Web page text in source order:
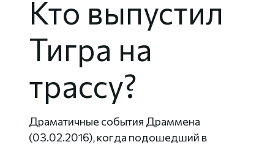
Кто выпустил
Тигра на
трассу?
Драматичные события Драммена
(03.02.2016), когда подошедший в